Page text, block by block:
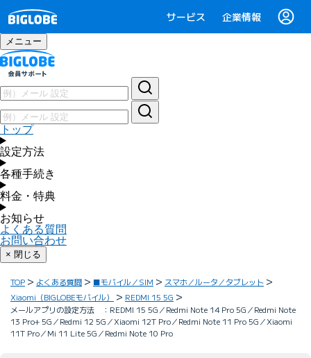
サービス 企業情報
メニュー
トップ
設定方法
各種手続き
料金・特典
お知らせ
よくある質問
お問い合わせ
× 閉じる
TOP よくある質問 ■モバイル／SIM
スマホ／ルータ／タブレット
Xiaomi（BIGLOBEモバイル）
REDMI 15 5G
メールアプリの設定方法 ：REDMI 15 5G／Redmi Note 14 Pro 5G／Redmi Note
13 Pro+ 5G／Redmi 12 5G／Xiaomi 12T Pro／Redmi Note 11 Pro 5G／Xiaomi
11T Pro／Mi 11 Lite 5G／Redmi Note 10 Pro